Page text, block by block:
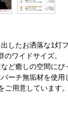
したお洒落な1灯
ワイドサイズ。
ど癒しの空間に
ーチ無垢材を使用
ご用意しています